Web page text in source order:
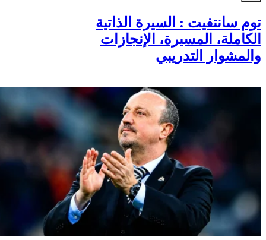
توم سانتفيت : السيرة الذاتية
الكاملة، المسيرة، الإنجازات
والمشوار التدريبي